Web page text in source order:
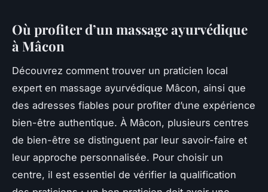
Où profiter d’un massage ayurvédique
à Mâcon
Découvrez comment trouver un praticien local
expert en massage ayurvédique Mâcon, ainsi que
des adresses fiables pour profiter d’une expérience
bien-être authentique. À Mâcon, plusieurs centres
de bien-être se distinguent par leur savoir-faire et
leur approche personnalisée. Pour choisir un
centre, il est essentiel de vérifier la qualification